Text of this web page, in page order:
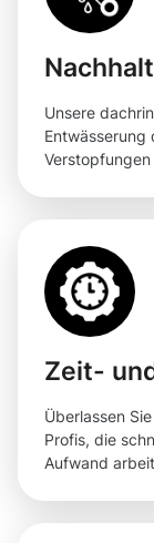
Unsere
Entwässerung
Zeit-
Überlassen
Profis, die
Aufwand